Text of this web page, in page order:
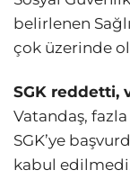
belirlenen
çok üzerinde
SGK reddetti,
Vatandaş,
SGK’ye
kabul